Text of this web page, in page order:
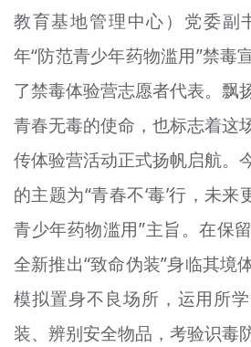
教育基地管理中心）党委副
年“防范青少年药物滥用”禁毒
了禁毒体验营志愿者代表。飘
青春无毒的使命，也标志着这
传体验营活动正式扬帆启航。
的主题为“青春不‘毒’行，未来
青少年药物滥用”主旨。在保
全新推出“致命伪装”身临其
模拟置身不良场所，运用所
装、辨别安全物品，考验识毒